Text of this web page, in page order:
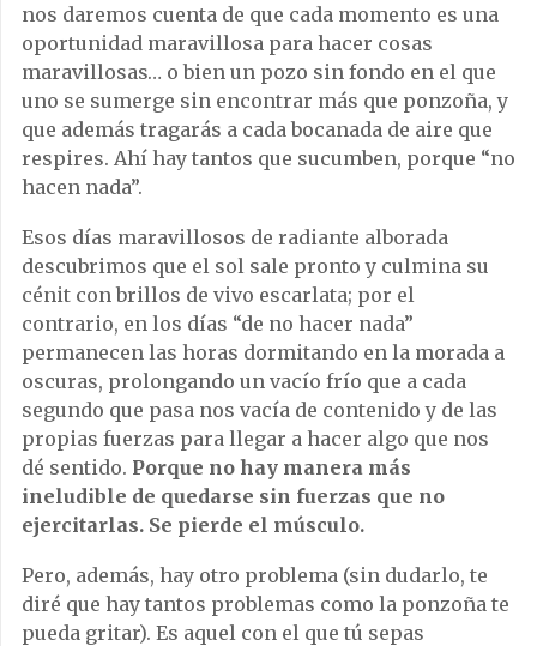
nos daremos cuenta de que cada momento es una
oportunidad maravillosa para hacer cosas
maravillosas… o bien un pozo sin fondo en el que
uno se sumerge sin encontrar más que ponzoña, y
que además tragarás a cada bocanada de aire que
respires. Ahí hay tantos que sucumben, porque “no
hacen nada”.
Esos días maravillosos de radiante alborada
descubrimos que el sol sale pronto y culmina su
cénit con brillos de vivo escarlata; por el
contrario, en los días “de no hacer nada”
permanecen las horas dormitando en la morada a
oscuras, prolongando un vacío frío que a cada
segundo que pasa nos vacía de contenido y de las
propias fuerzas para llegar a hacer algo que nos
dé sentido. Porque no hay manera más
ineludible de quedarse sin fuerzas que no
ejercitarlas. Se pierde el músculo.
Pero, además, hay otro problema (sin dudarlo, te
diré que hay tantos problemas como la ponzoña te
pueda gritar). Es aquel con el que tú sepas